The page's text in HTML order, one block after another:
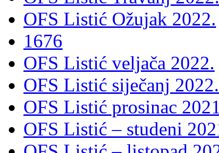
OFS Listić Ožujak 2022.
1676
OFS Listić veljača 2022.
OFS Listić siječanj 2022.
OFS Listić prosinac
OFS Listić – studeni